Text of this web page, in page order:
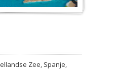
Zee, Spanje,